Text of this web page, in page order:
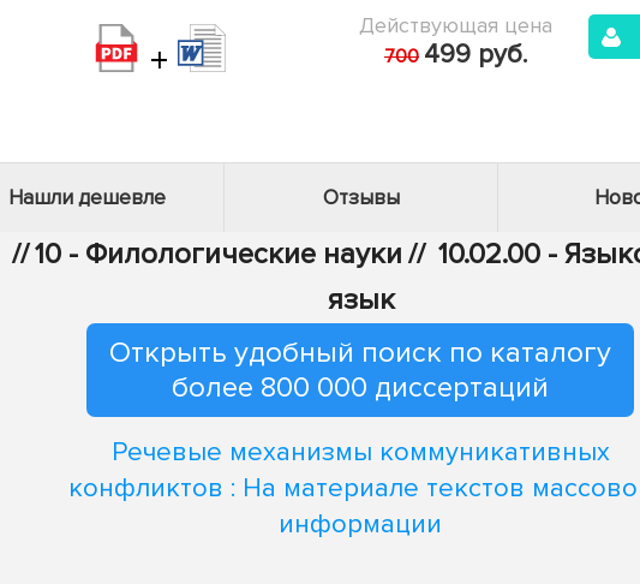
+
Действующая цена
700 499 руб.
Нашли дешевле Отзывы
//10 - Филологические науки // 10.02.00 -
язык
Открыть удобный поиск по каталогу
более 800 000 диссертаций
Речевые механизмы коммуникативных
конфликтов : На материале текстов
информации